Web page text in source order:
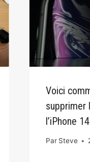
Voici
supprimer
l’iPhone
Par Steve